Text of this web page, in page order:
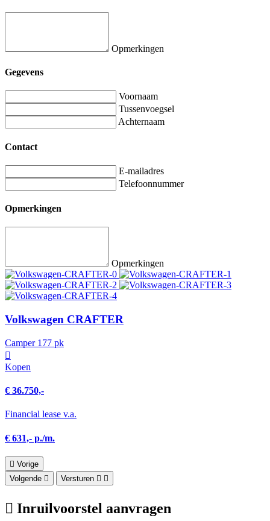
Opmerkingen
Gegevens
Voornaam
Tussenvoegsel
Achternaam
Contact
E-mailadres
Telefoonnummer
Opmerkingen
Opmerkingen
Volkswagen CRAFTER
Camper 177 pk
Kopen
€ 36.750,-
Financial lease v.a.
€ 631,- p./m.
Vorige
Volgende
Versturen
Inruilvoorstel aanvragen